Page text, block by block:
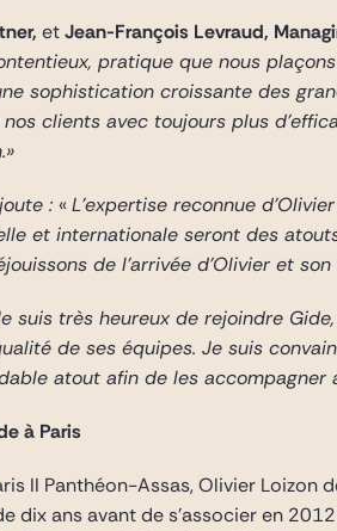
etJean-François Levraud,
pratique que nous
sophistication croissante des
clients avec toujours plus
:«L’expertise reconnue
et internationale seront des
de l’arrivée d’Olivier et
suis très heureux de rejoindre
de ses équipes. Je suis
atout afin de les
à Paris
II Panthéon-Assas, Olivier
dix ans avant de s’associer en